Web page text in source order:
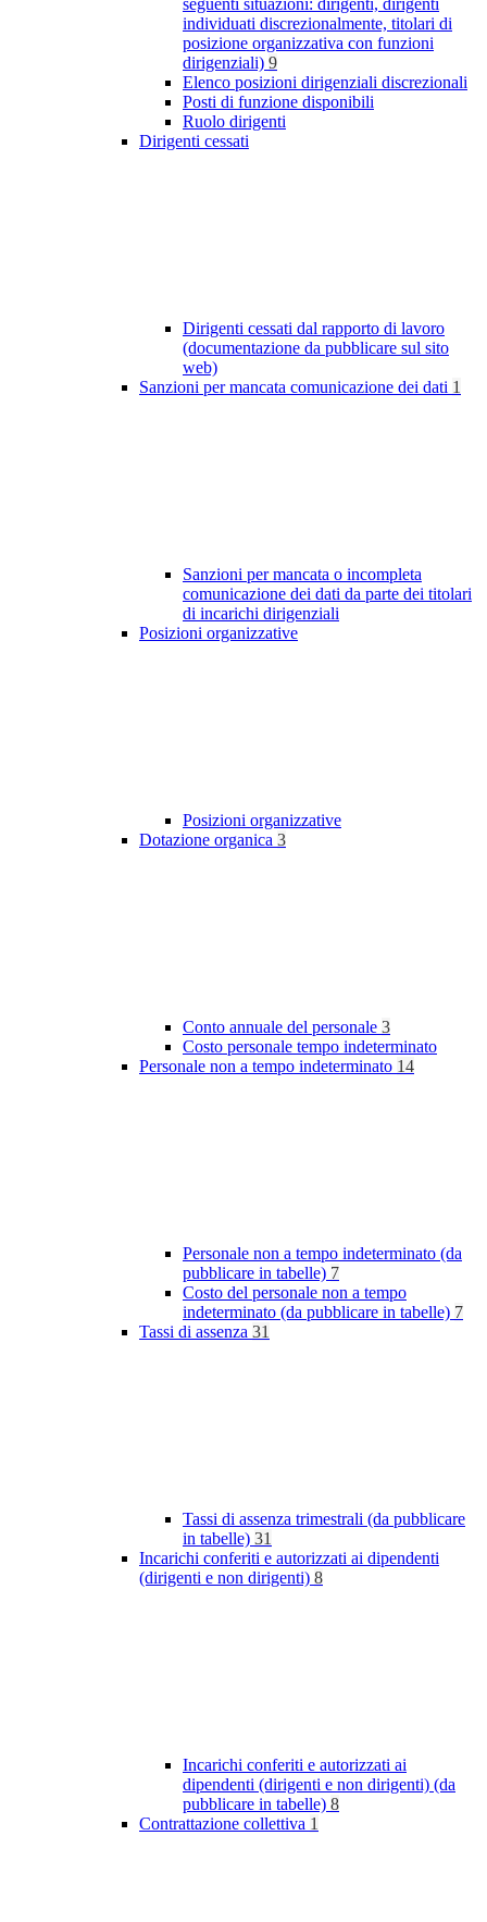
seguenti situazioni: dirigenti, dirigenti
individuati discrezionalmente, titolari di
posizione organizzativa con funzioni
dirigenziali) 9
Elenco posizioni dirigenziali discrezionali
Posti di funzione disponibili
Ruolo dirigenti
Dirigenti cessati
Dirigenti cessati dal rapporto di lavoro
(documentazione da pubblicare sul sito
web)
Sanzioni per mancata comunicazione dei dati 1
Sanzioni per mancata o incompleta
comunicazione dei dati da parte dei titolari
di incarichi dirigenziali
Posizioni organizzative
Posizioni organizzative
Dotazione organica 3
Conto annuale del personale 3
Costo personale tempo indeterminato
Personale non a tempo indeterminato 14
Personale non a tempo indeterminato (da
pubblicare in tabelle) 7
Costo del personale non a tempo
indeterminato (da pubblicare in tabelle) 7
Tassi di assenza 31
Tassi di assenza trimestrali (da pubblicare
in tabelle) 31
Incarichi conferiti e autorizzati ai dipendenti
(dirigenti e non dirigenti) 8
Incarichi conferiti e autorizzati ai
dipendenti (dirigenti e non dirigenti) (da
pubblicare in tabelle) 8
Contrattazione collettiva 1